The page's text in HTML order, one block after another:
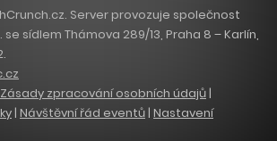
Server provozuje společnost
sídlem Thámova 289/13, Praha 8 – Karlín,
Zásady zpracování osobních údajů|
| Návštěvní řád eventů | Nastavení